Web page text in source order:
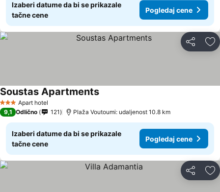
Izaberi datume da bi se prikazale
tačne cene
Pogledaj cene
Deli
3 ZvezdiceApart hotel
Soustas ApartmentsPogledaj cene
9,1 Odlično 121 Plaža Voutoumi: udaljenost 10.8 km
Izaberi datume da bi se prikazale
tačne cene
Pogledaj cene
Deli